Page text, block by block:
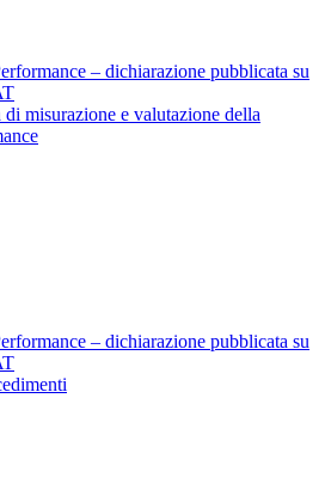
– dichiarazione pubblicata su
di misurazione e valutazione della
– dichiarazione pubblicata su